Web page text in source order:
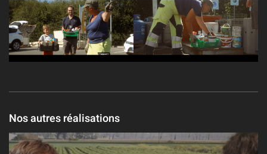
Nos autres réalisations